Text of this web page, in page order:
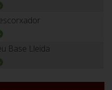
Base Lleida